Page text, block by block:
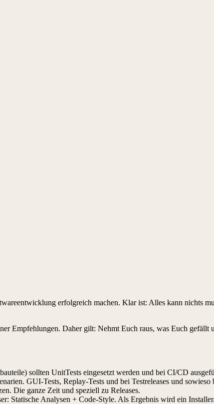
erfolgreich machen. Klar ist: Alles kann nichts
Empfehlungen. Daher gilt: Nehmt Euch raus, was Euch
sollten UnitTests eingesetzt werden und bei CI/CD
GUI-Tests, Replay-Tests und bei Testreleases und sowieso
Die ganze Zeit und speziell zu Releases.
Statische Analysen + Code-Style. Als Ergebnis wird ein